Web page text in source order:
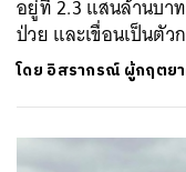
อยู่ที่ 2.3 แสนล้านบา
ป่วย และเขื่อนเป็นตัว
โดย อิสรากรณ์ ผู้กฤตย